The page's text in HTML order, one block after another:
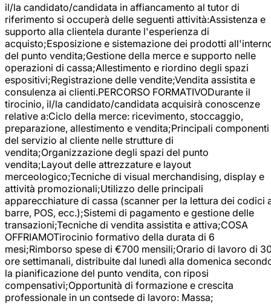
il/la candidato/candidata in affiancamento al tutor di
riferimento si occuperà delle seguenti attività:Assistenza e
supporto alla clientela durante l'esperienza di
acquisto;Esposizione e sistemazione dei prodotti
del punto vendita;Gestione della merce e supporto nelle
operazioni di cassa;Allestimento e riordino degli spazi
espositivi;Registrazione delle vendite;Vendita assistita e
consulenza ai clienti.PERCORSO FORMATIVODurante il
tirocinio, il/la candidato/candidata acquisirà conoscenze
relative a:Ciclo della merce: ricevimento, stoccaggio,
preparazione, allestimento e vendita;Principali componenti
del servizio al cliente nelle strutture di
vendita;Organizzazione degli spazi del punto
vendita;Layout delle attrezzature e layout
merceologico;Tecniche di visual merchandising, display e
attività promozionali;Utilizzo delle principali
apparecchiature di cassa (scanner per la lettura dei codici
barre, POS, ecc.);Sistemi di pagamento e gestione delle
transazioni;Tecniche di vendita assistita e attiva;COSA
OFFRIAMOTirocinio formativo della durata di 6
mesi;Rimborso spese di €700 mensili;Orario di lavoro di
ore settimanali, distribuite dal lunedì alla domenica
la pianificazione del punto vendita, con riposi
compensativi;Opportunità di formazione e crescita
professionale in un contsede di lavoro: Massa;